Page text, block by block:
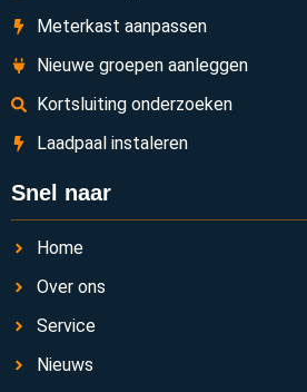
Meterkast aanpassen
Nieuwe groepen aanleggen
Kortsluiting onderzoeken
Laadpaal instaleren
Snel naar
Home
Over ons
Service
Nieuws